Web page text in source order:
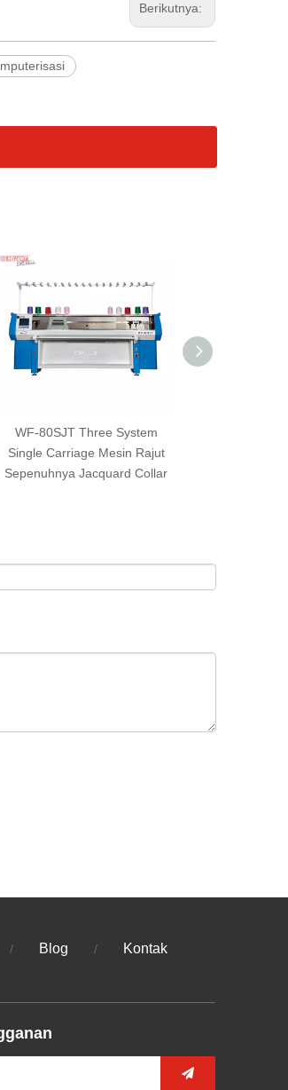
Berikutnya:
WF-80SJT Three System
Single Carriage Mesin Rajut
Sepenuhnya Jacquard Collar
/ Blog / Kontak